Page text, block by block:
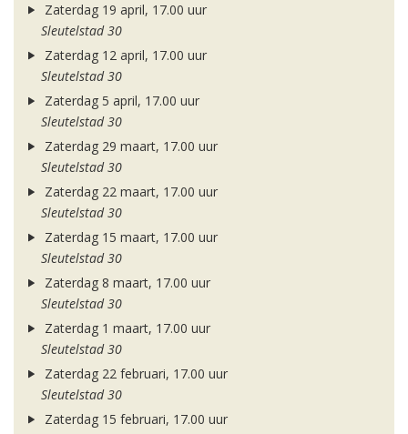
Zaterdag 19 april, 17.00 uur
Sleutelstad 30
Zaterdag 12 april, 17.00 uur
Sleutelstad 30
Zaterdag 5 april, 17.00 uur
Sleutelstad 30
Zaterdag 29 maart, 17.00 uur
Sleutelstad 30
Zaterdag 22 maart, 17.00 uur
Sleutelstad 30
Zaterdag 15 maart, 17.00 uur
Sleutelstad 30
Zaterdag 8 maart, 17.00 uur
Sleutelstad 30
Zaterdag 1 maart, 17.00 uur
Sleutelstad 30
Zaterdag 22 februari, 17.00 uur
Sleutelstad 30
Zaterdag 15 februari, 17.00 uur